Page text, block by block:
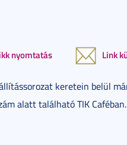
nyomtatás Link
keretein belül
alatt található TIK